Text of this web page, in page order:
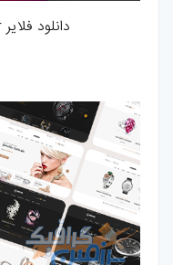
قالب-پست-
تصاویر-استوک
میکس-و-مونتاژ
فوتیج
پروژه-افتر-افکت
دانلود فلایر Halloween Party Flyer